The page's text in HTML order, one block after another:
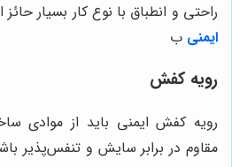
راحتی و انطباق با نوع کار بسیار
ایمنی ب
رویه کفش
رویه کفش ایمنی باید از موادی
مقاوم در برابر سایش و تنفس‌پذیر